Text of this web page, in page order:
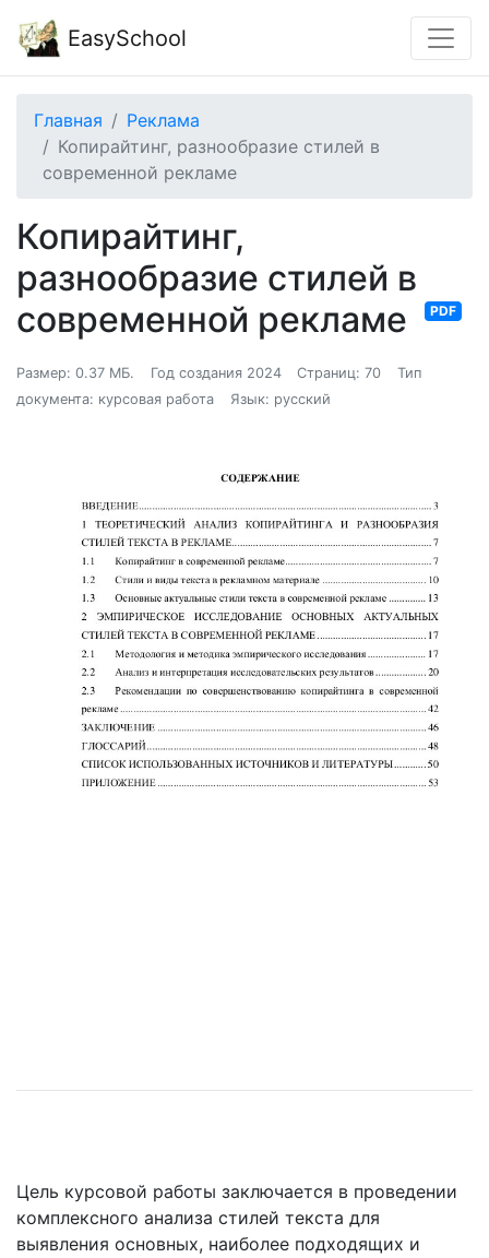
EasySchool
Главная
Реклама
Копирайтинг, разнообразие стилей в
современной рекламе
Копирайтинг,
разнообразие стилей в
современной рекламе
PDF
Размер: 0.37 МБ. Год создания 2024 Страниц: 70
Тип
документа: курсовая работа
Язык: русский
Цель курсовой работы заключается в проведении
комплексного анализа стилей текста для
выявления основных, наиболее подходящих и